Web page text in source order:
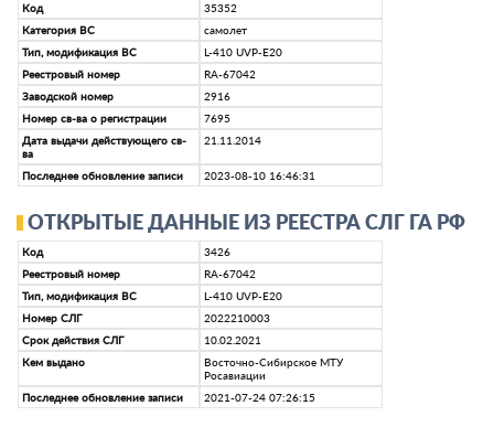
Код
35352
Категория ВС
самолет
Тип, модификация ВС
L-410 UVP-E20
Реестровый номер
RA-67042
Заводской номер
2916
Номер св-ва о регистрации
7695
Дата выдачи действующего св-
ва
21.11.2014
Последнее обновление записи 2023-08-10 16:46:31
ОТКРЫТЫЕ ДАННЫЕ ИЗ РЕЕСТРА СЛГ ГА РФ
Код
3426
Реестровый номер
RA-67042
Тип, модификация ВС
L-410 UVP-E20
Номер СЛГ
2022210003
Срок действия СЛГ
10.02.2021
Кем выдано
Восточно-Сибирское МТУ
Росавиации
Последнее обновление записи
2021-07-24 07:26:15